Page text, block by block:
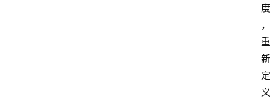
度
，
重
新
定
义